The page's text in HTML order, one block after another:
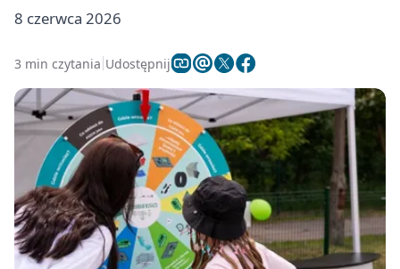
8 czerwca 2026
3 min czytania Udostępnij